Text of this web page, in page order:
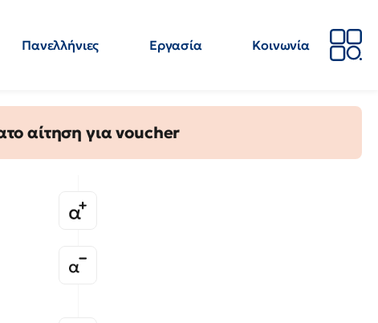
Πανελλήνιες Εργασία
Κοινωνία
αίτηση για voucher